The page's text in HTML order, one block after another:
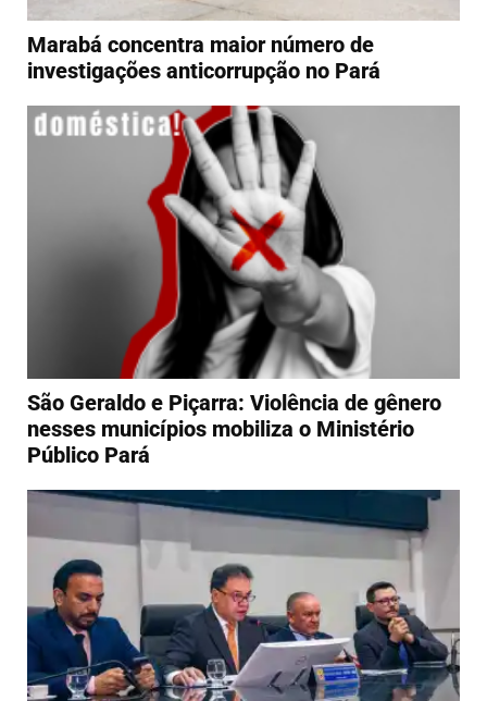
Marabá concentra maior número de
investigações anticorrupção no Pará
São Geraldo e Piçarra: Violência de gênero
nesses municípios mobiliza o Ministério
Público Pará